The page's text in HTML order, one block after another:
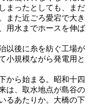
まったとしても、まだ
また近ごろ愛宕で大き
用水までホースを伸ば
以後に糸を紡ぐ工場が
小規模ながら発電用と
から始まる。昭和十四
は、取水地点が島谷の
るあたりか。大橋の下